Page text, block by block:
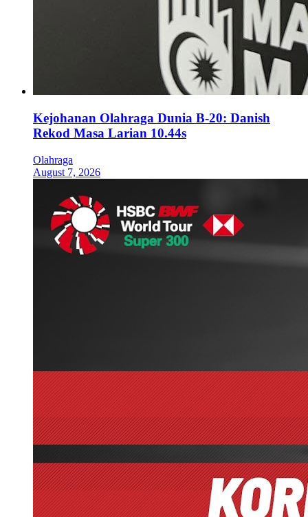
Kejohanan Olahraga Dunia B-20: Danish
Rekod Masa Larian 10.44s
Olahraga
August 7, 2026